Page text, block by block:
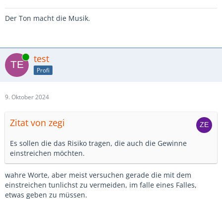
Der Ton macht die Musik.
Online test
Profi
9. Oktober 2024
Zitat von zegi
Es sollen die das Risiko tragen, die auch die Gewinne
einstreichen möchten.
wahre Worte, aber meist versuchen gerade die mit dem
einstreichen tunlichst zu vermeiden, im falle eines Falles,
etwas geben zu müssen.